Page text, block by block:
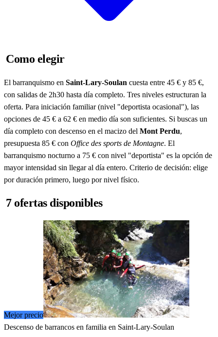
Como elegir
El barranquismo en Saint-Lary-Soulan cuesta entre 45 € y 85 €,
con salidas de 2h30 hasta día completo. Tres niveles estructuran la
oferta. Para iniciación familiar (nivel "deportista ocasional"), las
opciones de 45 € a 62 € en medio día son suficientes. Si buscas un
día completo con descenso en el macizo del Mont Perdu,
presupuesta 85 € con Office des sports de Montagne. El
barranquismo nocturno a 75 € con nivel "deportista" es la opción de
mayor intensidad sin llegar al día entero. Criterio de decisión: elige
por duración primero, luego por nivel físico.
7 ofertas disponibles
Mejor precio
Descenso de barrancos en familia en Saint-Lary-Soulan